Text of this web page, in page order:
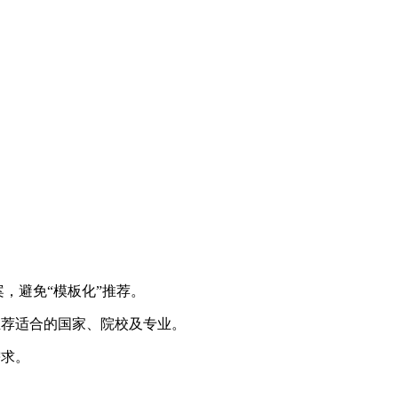
避免“模板化”推荐。
适合的国家、院校及专业。
。